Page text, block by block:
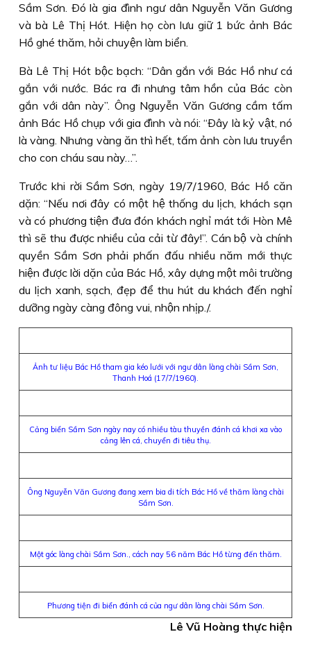
Sầm Sơn. Ðó là gia đình ngư dân Nguyễn Văn Gương
và bà Lê Thị Hót. Hiện họ còn lưu giữ 1 bức ảnh Bác
Hồ ghé thăm, hỏi chuyện làm biển.
Bà Lê Thị Hót bộc bạch: “Dân gắn với Bác Hồ như cá
gắn với nước. Bác ra đi nhưng tâm hồn của Bác còn
gắn với dân này”. Ông Nguyễn Văn Gương cầm tấm
ảnh Bác Hồ chụp với gia đình và nói: “Ðây là kỷ vật, nó
là vàng. Nhưng vàng ăn thì hết, tấm ảnh còn lưu truyền
cho con cháu sau này…”.
Trước khi rời Sầm Sơn, ngày 19/7/1960, Bác Hồ căn
dặn: “Nếu nơi đây có một hệ thống du lịch, khách sạn
và có phương tiện đưa đón khách nghỉ mát tới Hòn Mê
thì sẽ thu được nhiều của cải từ đây!”. Cán bộ và chính
quyền Sầm Sơn phải phấn đấu nhiều năm mới thực
hiện được lời dặn của Bác Hồ, xây dựng một môi trường
du lịch xanh, sạch, đẹp để thu hút du khách đến nghỉ
dưỡng ngày càng đông vui, nhộn nhịp./.
Ảnh tư liệu Bác Hồ tham gia kéo lưới với ngư dân làng chài Sầm Sơn,
Thanh Hoá (17/7/1960).
Cảng biển Sầm Sơn ngày nay có nhiều tàu thuyền đánh cá khơi xa vào
cảng lên cá, chuyển đi tiêu thụ.
Ông Nguyễn Văn Gương đang xem bia di tích Bác Hồ về thăm làng chài
Sầm Sơn.
Một góc làng chài Sầm Sơn., cách nay 56 năm Bác Hồ từng đến thăm.
Phương tiện đi biển đánh cá của ngư dân làng chài Sầm Sơn.
Lê Vũ Hoàng thực hiện